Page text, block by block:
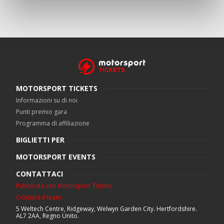
MOTORSPORT TICKETS
Informazioni su di noi
Punti premio gara
Programma di affiliazione
BIGLIETTI PER
MOTORSPORT EVENTS
CONTATTACI
Pubblicità con Motorsport Tickets
Contatta il team
5 Weltech Centre, Ridgeway, Welwyn Garden City. Hertfordshire.
AL7 2AA, Regno Unito.